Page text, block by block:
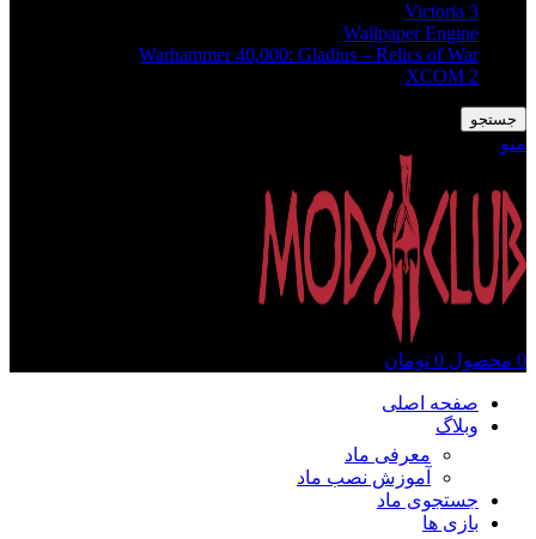
Victoria 3
Wallpaper Engine
Warhammer 40,000: Gladius – Relics of War
XCOM 2
جستجو
منو
0 محصول 0 تومان
صفحه اصلی
وبلاگ
معرفی ماد
آموزش نصب ماد
جستجوی ماد
بازی ها